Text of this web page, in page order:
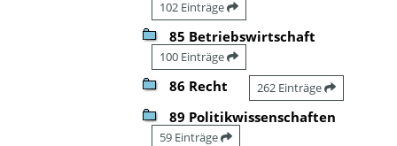
102 Einträge
85 Betriebswirtschaft
100 Einträge
86 Recht 262 Einträge
89 Politikwissenschaften
59 Einträge